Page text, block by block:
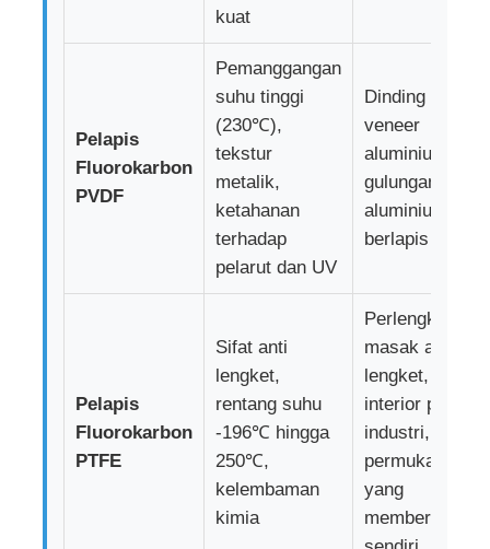
kuat
Pelapis
Fluorokarbon
PVDF
Pemanggangan
suhu tinggi
(230℃),
tekstur
metalik,
ketahanan
terhadap
pelarut dan UV
Dinding tirai
veneer
aluminium,
gulungan
aluminium
berlapis warna
Pelapis
Fluorokarbon
PTFE
Sifat anti
lengket,
rentang suhu
-196℃ hingga
250℃,
kelembaman
kimia
Perlengkapan
masak anti
lengket,
interior pipa
industri,
permukaan
yang
membersihkan